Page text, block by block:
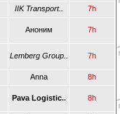
IIK Transport.. 7h
Аноним 7h
Lemberg Group.. 7h
Anna 8h
Pava Logistic.. 8h